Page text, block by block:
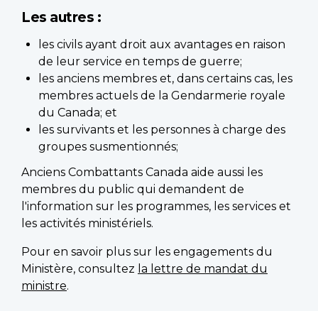
Les autres :
les civils ayant droit aux avantages en raison
de leur service en temps de guerre;
les anciens membres et, dans certains cas, les
membres actuels de la Gendarmerie royale
du Canada; et
les survivants et les personnes à charge des
groupes susmentionnés;
Anciens Combattants Canada aide aussi les
membres du public qui demandent de
l'information sur les programmes, les services et
les activités ministériels.
Pour en savoir plus sur les engagements du
Ministère, consultez la lettre de mandat du
ministre.